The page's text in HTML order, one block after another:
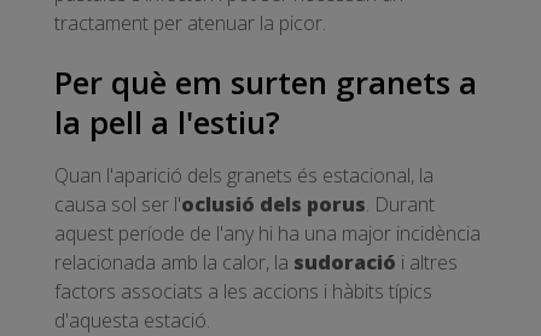
tractament per atenuar la picor.
Per què em surten granets a
la pell a l'estiu?
Quan l'aparició dels granets és estacional, la
causa sol ser l'oclusió dels porus. Durant
aquest període de l'any hi ha una major incidència
relacionada amb la calor, la sudoració i altres
factors associats a les accions i hàbits típics
d'aquesta estació.